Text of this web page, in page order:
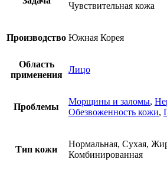
Чувствительная кожа
Производство Южная Корея
Область
применения
Лицо
Проблемы
Морщины и заломы,
Обезвоженность кожи,
Тип кожи
Нормальная, Сухая,
Комбинированная